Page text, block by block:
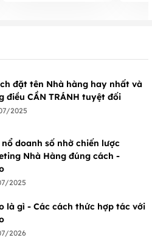
đặt tên Nhà hàng hay nhất và
điều CẦN TRÁNH tuyệt đối
2025
nổ doanh số nhờ chiến lược
Nhà Hàng đúng cách -
2025
là gì - Các cách thức hợp tác với
2026